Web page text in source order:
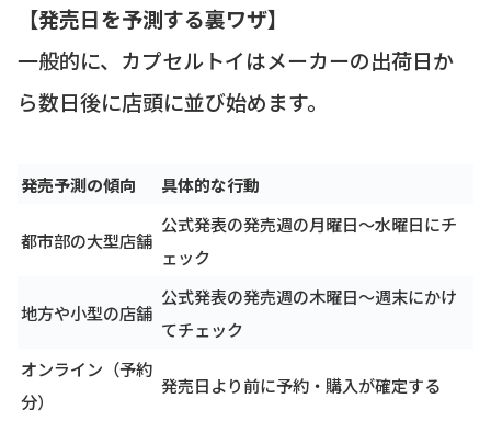
【発売日を予測する裏ワザ】
一般的に、カプセルトイはメーカーの出荷日か
ら数日後に店頭に並び始めます。
発売予測の傾向 具体的な行動
都市部の大型店舗
公式発表の発売週の月曜日〜水曜日にチ
ェック
地方や小型の店舗
公式発表の発売週の木曜日〜週末にかけ
てチェック
オンライン（予約
分）
発売日より前に予約・購入が確定する